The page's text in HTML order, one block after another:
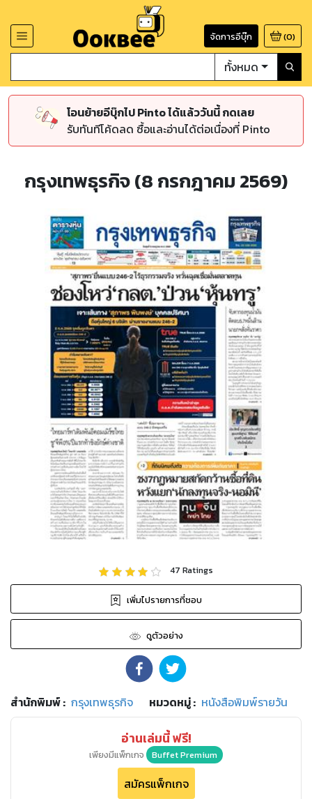
จัดการอีบุ๊ก (0)
ทั้งหมด
โอนย้ายอีบุ๊กไป Pinto ได้แล้ววันนี้ กดเลย
รับทันทีโค้ดลด ซื้อและอ่านได้ต่อเนื่องที่ Pinto
กรุงเทพธุรกิจ (8 กรกฎาคม 2569)
47 Ratings
เพิ่มไปรายการที่ชอบ
ดูตัวอย่าง
สำนักพิมพ์: กรุงเทพธุรกิจ หมวดหมู่: หนังสือพิมพ์รายวัน
อ่านเล่มนี้ ฟรี!
เพียงมีแพ็กเกจ Buffet Premium
สมัครแพ็กเกจ